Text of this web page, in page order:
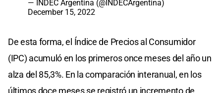
— INDEC Argentina (@INDECArgentina)
December 15, 2022
De esta forma, el Índice de Precios al Consumidor
(IPC) acumuló en los primeros once meses del año un
alza del 85,3%. En la comparación interanual, en los
últimos doce meses se registró un incremento de